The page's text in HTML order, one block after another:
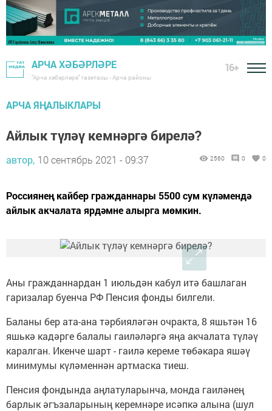
АРЧА ХӘБӘРЛӘРЕ
"Арча хәбәрләре" газетасы - Арча районы
16+
АРЧА ЯҢАЛЫКЛАРЫ
Айлык түләү кемнәргә бирелә?
автор, 10 сентябрь 2021 - 09:37 2560 0 0
Россиянең кайбер гражданнары 5500 сум күләмендә
айлык акчалата ярдәмне алырга мөмкин.
Аны гражданнардан 1 июльдән кабул итә башлаган
гаризалар буенча РФ Пенсия фонды билгели.
Баланы бер ата-ана тәрбияләгән очракта, 8 яшьтән 16
яшькә кадәрге балалы гаиләләргә яңа акчалата түләү
каралган. Икенче шарт - гаилә кереме төбәкара яшәү
минимумы күләменнән артмаска тиеш.
Пенсия фондында аңлатуларынча, монда гаиләнең
барлык әгъзаларының керемнәре исәпкә алына (шул